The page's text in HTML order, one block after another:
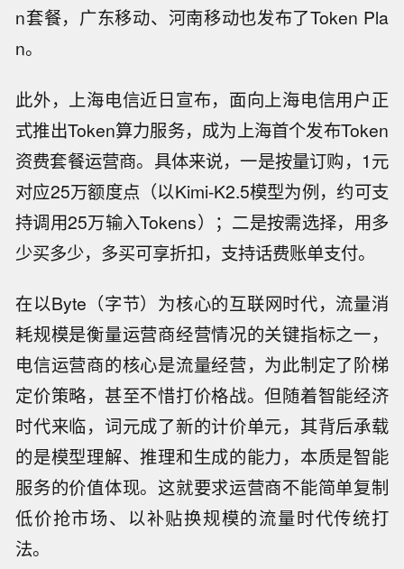
n套餐，广东移动、河南移动也发布了Token Pla
n。
此外，上海电信近日宣布，面向上海电信用户正
式推出Token算力服务，成为上海首个发布Token
资费套餐运营商。具体来说，一是按量订购，1元
对应25万额度点（以Kimi-K2.5模型为例，约可支
持调用25万输入Tokens）；二是按需选择，用多
少买多少，多买可享折扣，支持话费账单支付。
在以Byte（字节）为核心的互联网时代，流量消
耗规模是衡量运营商经营情况的关键指标之一，
电信运营商的核心是流量经营，为此制定了阶梯
定价策略，甚至不惜打价格战。但随着智能经济
时代来临，词元成了新的计价单元，其背后承载
的是模型理解、推理和生成的能力，本质是智能
服务的价值体现。这就要求运营商不能简单复制
低价抢市场、以补贴换规模的流量时代传统打
法。